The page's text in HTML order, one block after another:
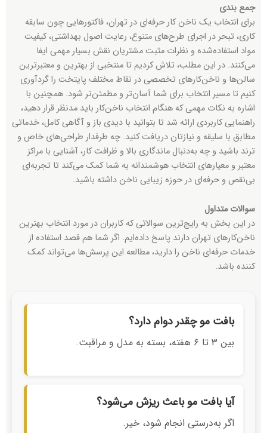
جمع بندی
برای انتخاب یک ناخن کار حرفه‌ای در تهران، فاکتورهایی چون سابقه
کاری، تبحر در اجرای طرح‌های متنوع، رعایت اصول بهداشتی، کیفیت
مواد استفاده‌شده و نظرات مثبت مشتریان نقش بسیار مهمی ایفا
می‌کنند. در این مطلب، تلاش کردیم تا منتخبی از بهترین و معتبرترین
سالن‌ها و ناخن‌کارهای تخصصی در نقاط مختلف پایتخت را گردآوری
کنیم تا مسیر انتخاب برای شما آسان‌تر و مطمئن‌تر شود. همچنین با
اشاره به نکات مهمی که هنگام انتخاب ناخن‌کار باید مدنظر قرار دهید،
راهنمایی کاربردی ارائه شد تا بتوانید با دیدی باز و آگاهی کامل، خدماتی
مطابق با سلیقه و نیازتان دریافت کنید. چه طرفدار طراحی‌های خاص و
ترند باشید و چه به‌دنبال ماندگاری بالا و ظرافت کار، آشنایی با مراکز
معتبر و معیارهای انتخاب هوشمندانه به شما کمک می‌کند تا تجربه‌ای
بی‌نقص و حرفه‌ای در حوزه زیبایی ناخن داشته باشید.
سوالات متداول
در این بخش به رایج‌ترین سوالاتی که کاربران در مورد انتخاب بهترین
ناخن‌کارهای تهران دارند پاسخ داده‌ایم. اگر شما هم قصد استفاده از
خدمات حرفه‌ای ناخن را دارید، مطالعه این پرسش‌ها می‌تواند کمک
کننده باشد.
بافت مو چقدر دوام دارد؟
بین ۳ تا ۶ هفته، بسته به مدل و مراقبت.
آیا بافت مو باعث ریزش می‌شود؟
اگر به‌درستی انجام شود، خیر.